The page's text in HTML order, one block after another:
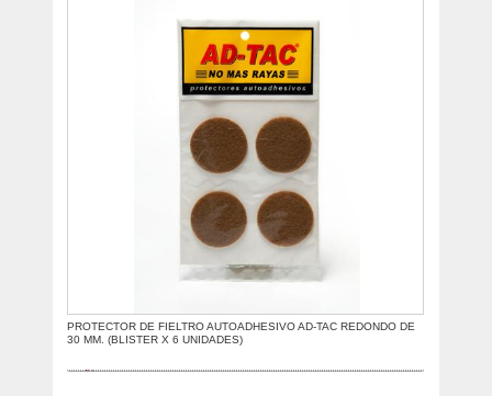
PROTECTOR DE FIELTRO AUTOADHESIVO AD-TAC REDONDO DE
30 MM. (BLISTER X 6 UNIDADES)